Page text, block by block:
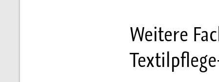
Weitere